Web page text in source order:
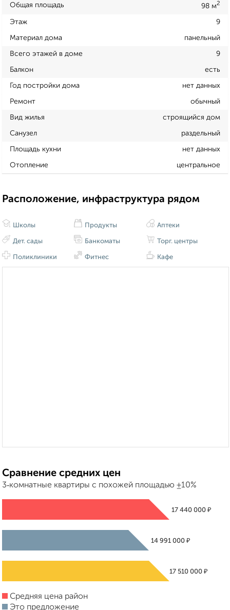
Общая площадь 98 м2
Этаж 9
Материал дома панельный
Всего этажей в доме 9
Балкон есть
Год постройки дома нет данных
Ремонт обычный
Вид жилья строящийся дом
Санузел раздельный
Площадь кухни нет данных
Отопление центральное
Расположение, инфраструктура рядом
Школы
Дет. сады
Поликлиники
Продукты
Банкоматы
Фитнес
Аптеки
Торг. центры
Кафе
Сравнение средних цен
3‑комнатные квартиры с похожей площадью ±10%
17 440 000 ₽
14 991 000₽
17 510 000 ₽
Средняя цена район
Это предложение